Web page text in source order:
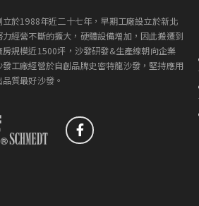
於1988年近二十七年，早期工廠設立於新北
經營不斷的擴大，硬體設備增加，因此搬遷到
規模近1500坪，沙發研發&生產線朝向企業
工廠經營於自創品牌史密特龍沙發，堅持應用
質最好沙發。